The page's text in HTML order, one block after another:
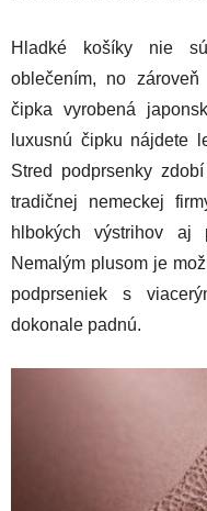
Hladké košíky nie
oblečením, no
čipka vyrobená
luxusnú čipku nájdete
Stred podprsenky
tradičnej nemeckej
hlbokých výstrihov
Nemalým plusom je
podprseniek s
dokonale padnú.